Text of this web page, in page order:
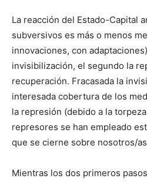
La reacción del Estado-Capital
subversivos es más o menos
innovaciones, con
invisibilización, el segundo la
recuperación. Fracasada la
interesada cobertura de los
la represión (debido a la
represores se han empleado
que se cierne sobre nosotros/
Mientras los dos primeros